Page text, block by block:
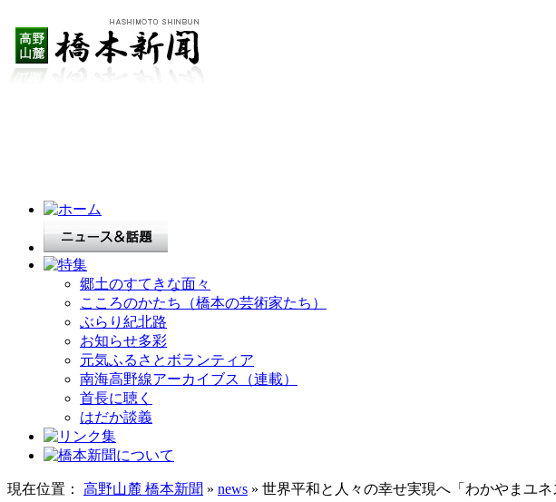
郷土のすてきな面々
こころのかたち（橋本の芸術家たち）
ぶらり紀北路
お知らせ多彩
元気ふるさとボランティア
南海高野線アーカイブス（連載）
首長に聴く
はだか談義
現在位置： 高野山麓 橋本新聞 » news » 世界平和と人々の幸せ実現へ「わかやまユ